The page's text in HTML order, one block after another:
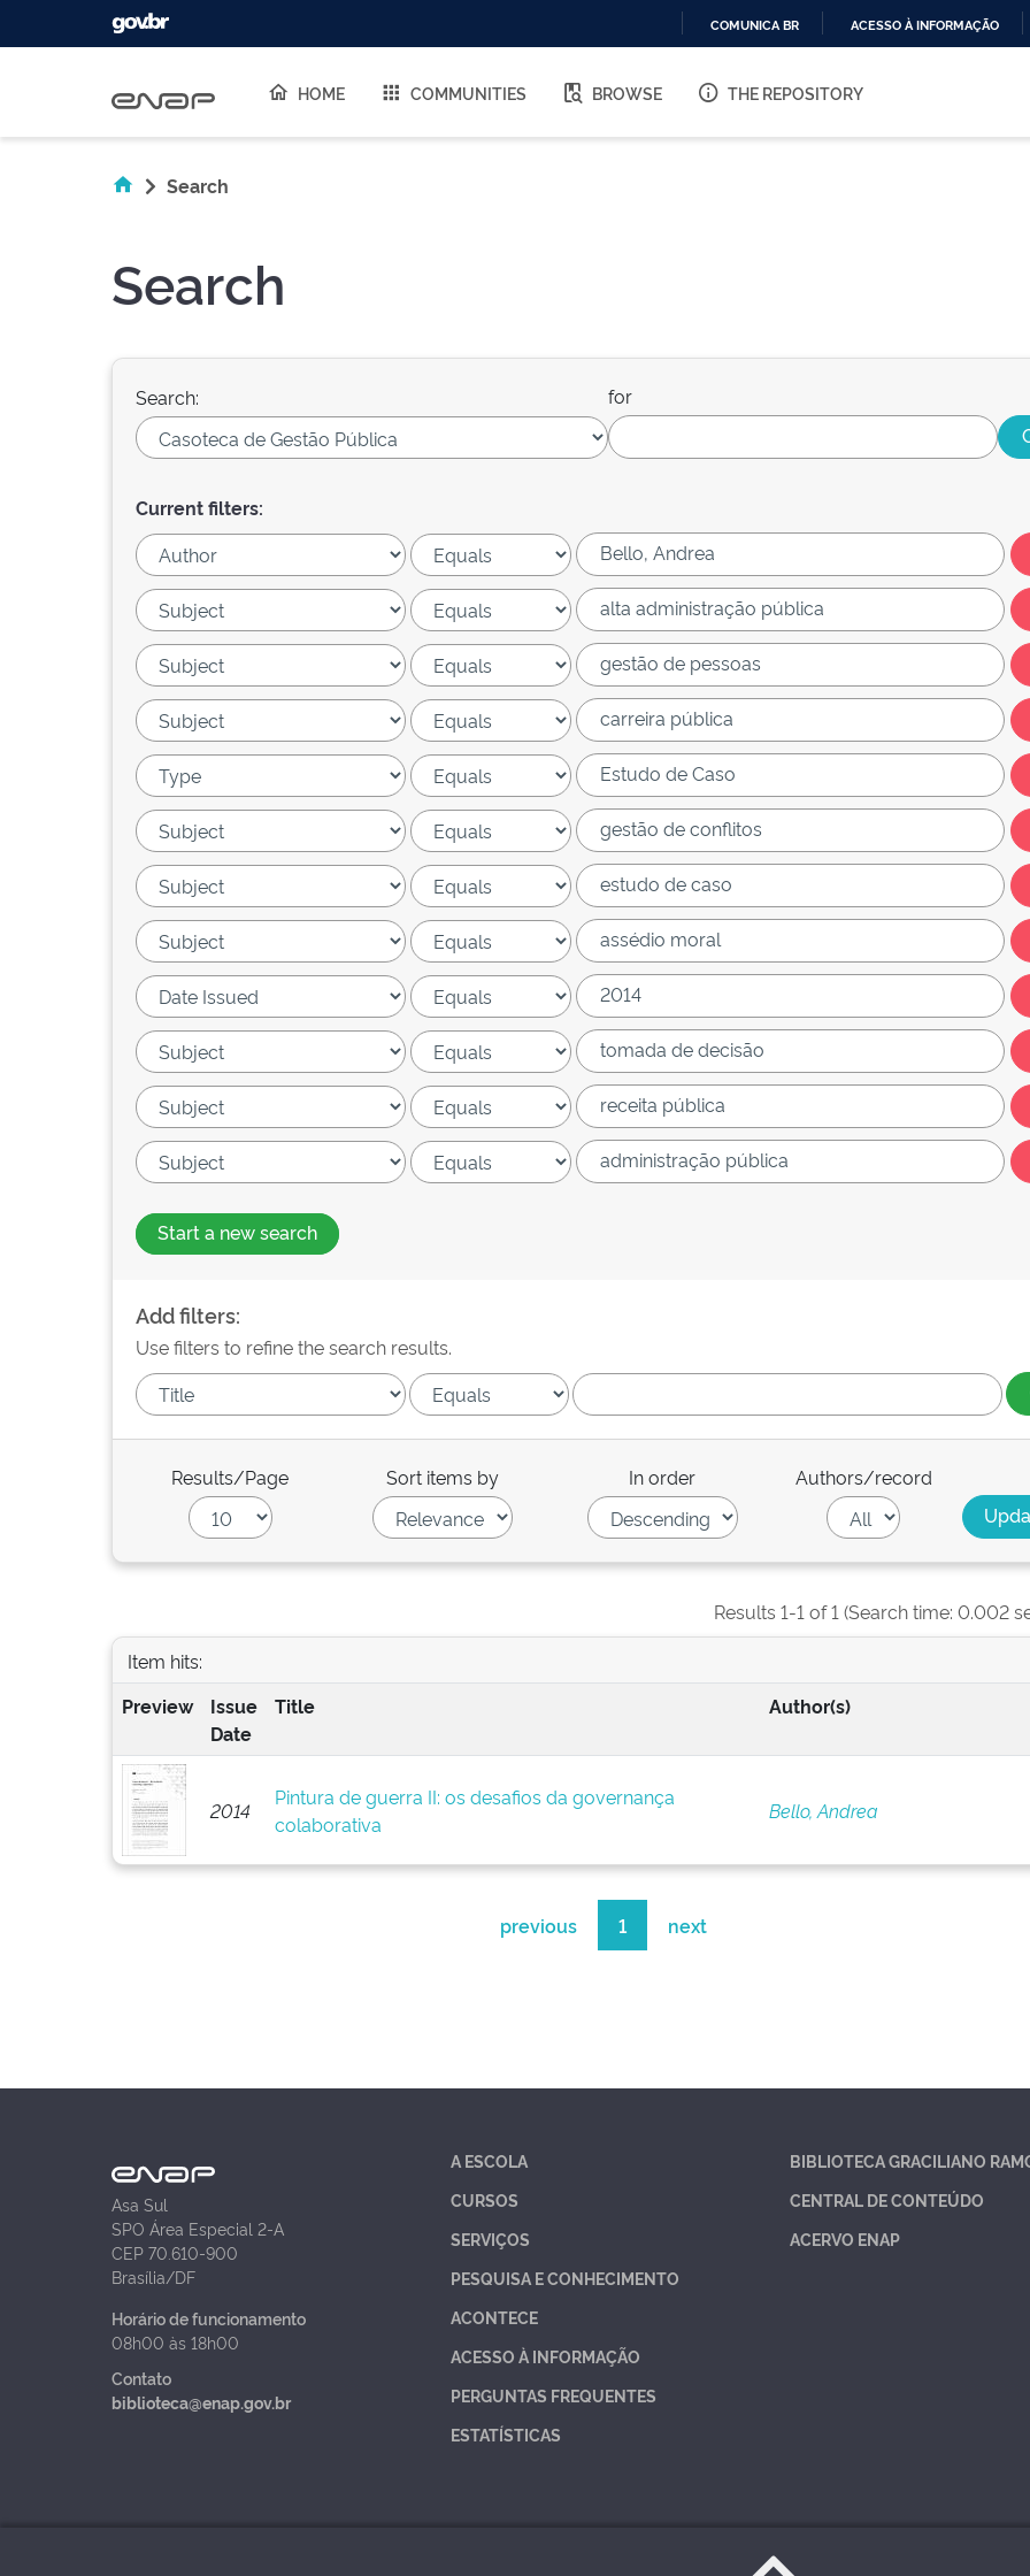
O
COMUNICA BR ACESSO À INFORMAÇÃO
HOME COMMUNITIES BROWSE THE REPOSITORY
Search
Search
Search: for
Current filters:
Start a new search
Add filters:
Use filters to refine the search results.
Results/Page Sort items by In order Authors/record
Results 1-1 of 1 (Search time: 0.002
Item hits:
Preview
Issue
Date
Title Author(s)
2014
Pintura de guerra II: os desafios da governança
colaborativa
Bello, Andrea
previous 1 next
Asa Sul
SPO Área Especial 2-A
CEP 70.610-900
Brasília/DF
Horário de funcionamento
08h00 às 18h00
Contato
biblioteca@enap.gov.br
A ESCOLA
CURSOS
SERVIÇOS
PESQUISA E CONHECIMENTO
ACONTECE
ACESSO À INFORMAÇÃO
PERGUNTAS FREQUENTES
ESTATÍSTICAS
BIBLIOTECA GRACILIANO
CENTRAL DE CONTEÚDO
ACERVO ENAP